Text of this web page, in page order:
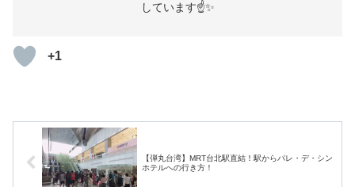
しています☝️✨
+1
【弾丸台湾】MRT台北駅直結！駅からパレ・デ・シン
ホテルへの行き方！